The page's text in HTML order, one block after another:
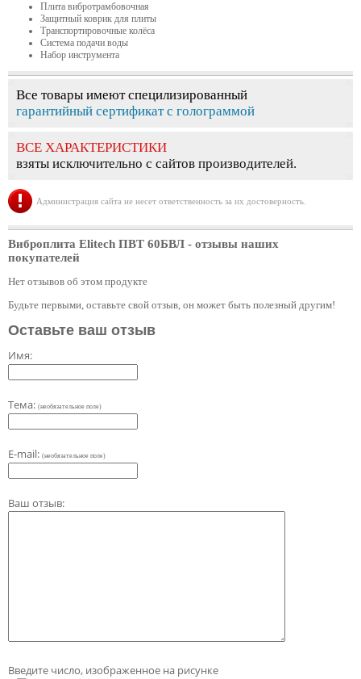
Плита вибротрамбовочная
Защитный коврик для плиты
Транспортировочные колёса
Система подачи воды
Набор инструмента
Все товары имеют специлизированный
гарантийный сертификат с голограммой
ВСЕ ХАРАКТЕРИСТИКИ
взяты исключительно с сайтов производителей.
Администрация сайта не несет ответственность за их достоверность.
Виброплита Elitech ПВТ 60БВЛ - отзывы наших
покупателей
Нет отзывов об этом продукте
Будьте первыми, оставьте свой отзыв, он может быть полезный другим!
Оставьте ваш отзыв
Имя:
Тема: (необязательное поле)
E-mail: (необязательное поле)
Ваш отзыв:
Введите число, изображенное на рисунке